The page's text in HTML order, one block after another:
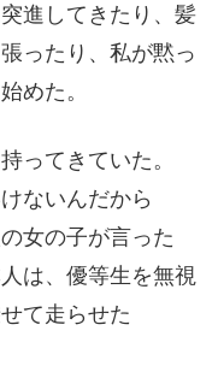
進してきたり、髪
ったり、私が黙っ
めた。
ってきていた。
ないんだから
女の子が言った
は、優等生を無視
て走らせた